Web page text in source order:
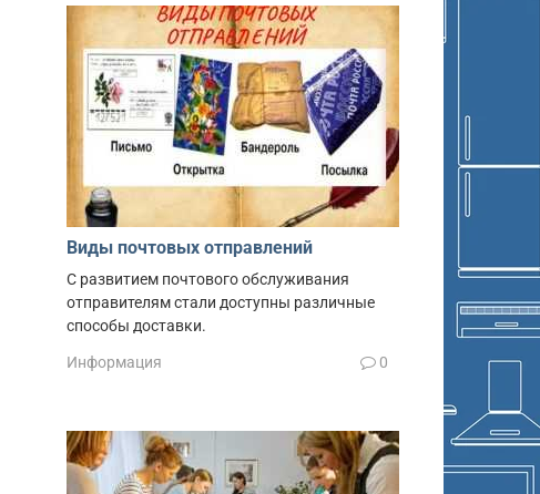
Виды почтовых отправлений
С развитием почтового обслуживания
отправителям стали доступны различные
способы доставки.
Информация 0